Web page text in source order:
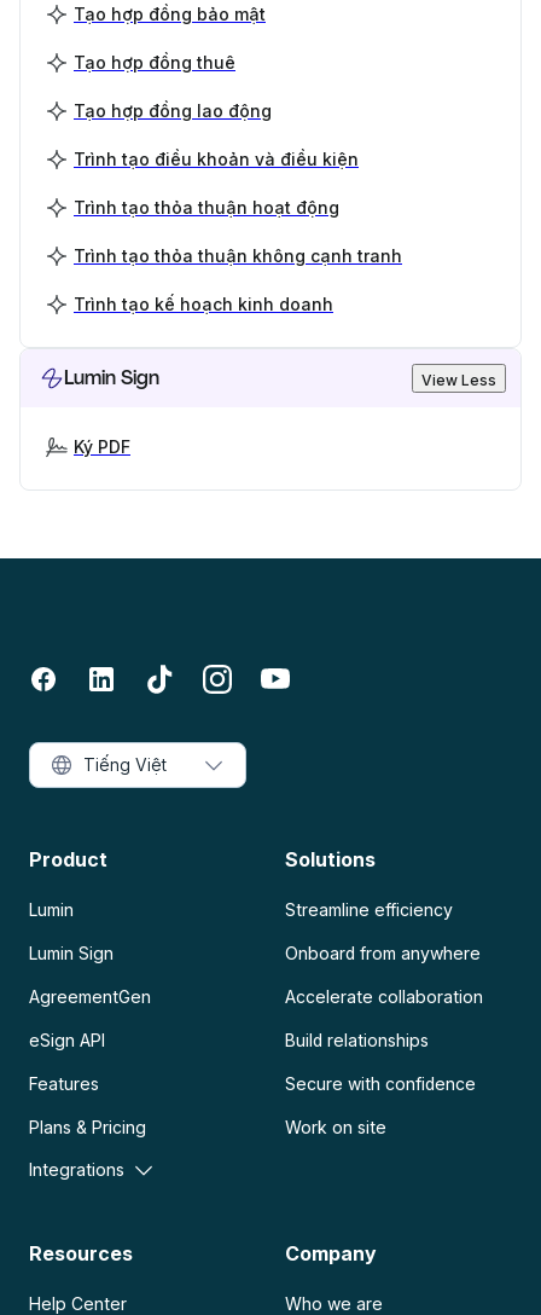
Tạo hợp đồng bảo mật
Tạo hợp đồng thuê
Tạo hợp đồng lao động
Trình tạo điều khoản và điều kiện
Trình tạo thỏa thuận hoạt động
Trình tạo thỏa thuận không cạnh tranh
Trình tạo kế hoạch kinh doanh
Lumin Sign View Less
Ký PDF
Product
Lumin
Lumin Sign
AgreementGen
eSign API
Features
Plans & Pricing
Integrations
Solutions
Streamline efficiency
Onboard from anywhere
Accelerate collaboration
Build relationships
Secure with confidence
Work on site
Resources
Help Center
Company
Who we are
Tiếng Việt